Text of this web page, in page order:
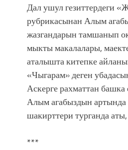
Дал ушул гезиттердеги
рубрикасынан Алым
жазгандарын тамшанып
мыкты макалалары,
аталышта китепке
«Чыгарам» деген
Аскерге рахматтан башка
Алым агабыздын артында
шакирттери турганда
***